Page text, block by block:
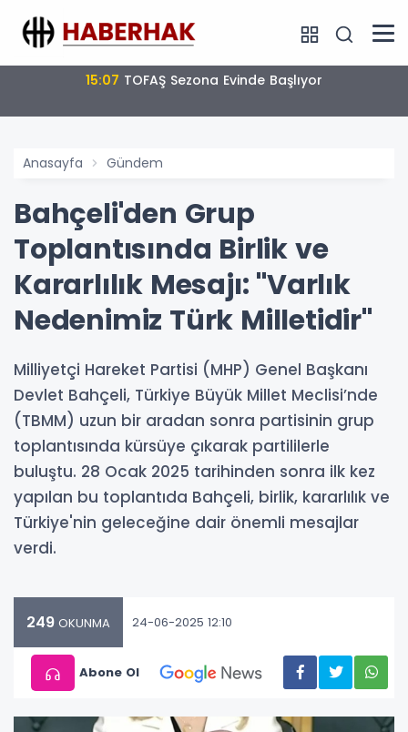
Emekli Fark Ödemeleri 7 Ağustos’ta Hesaplarda
Anasayfa Gündem
Bahçeli'den Grup
Toplantısında Birlik ve
Kararlılık Mesajı: "Varlık
Nedenimiz Türk Milletidir"
Milliyetçi Hareket Partisi (MHP) Genel Başkanı
Devlet Bahçeli, Türkiye Büyük Millet Meclisi’nde
(TBMM) uzun bir aradan sonra partisinin grup
toplantısında kürsüye çıkarak partililerle
buluştu. 28 Ocak 2025 tarihinden sonra ilk kez
yapılan bu toplantıda Bahçeli, birlik, kararlılık ve
Türkiye'nin geleceğine dair önemli mesajlar
verdi.
249 OKUNMA 24-06-2025 12:10
Abone Ol